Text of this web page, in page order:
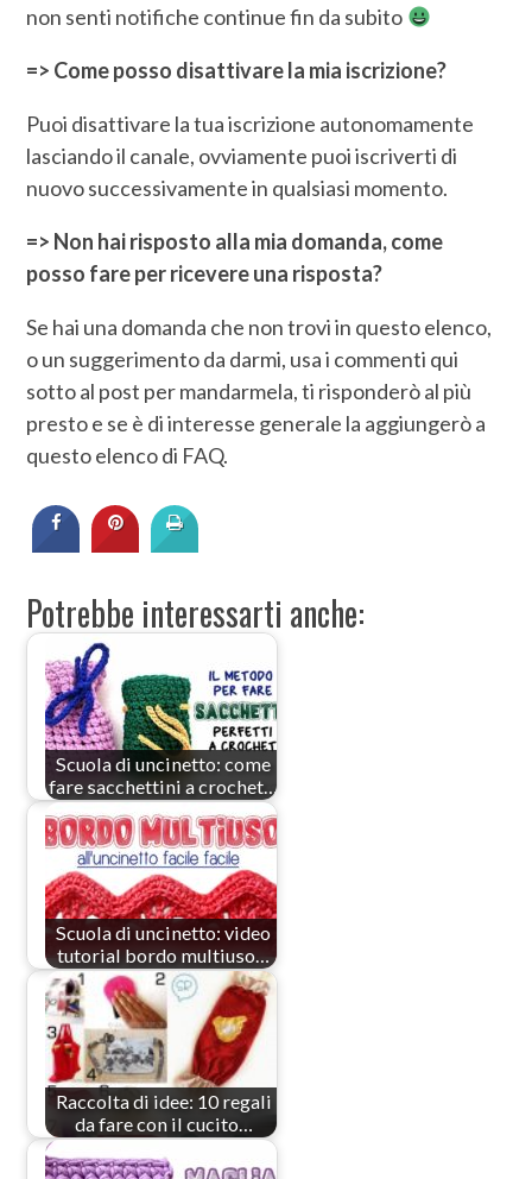
non senti notifiche continue fin da subito
=> Come posso disattivare la mia iscrizione?
Puoi disattivare la tua iscrizione autonomamente
lasciando il canale, ovviamente puoi iscriverti di
nuovo successivamente in qualsiasi momento.
=> Non hai risposto alla mia domanda, come
posso fare per ricevere una risposta?
Se hai una domanda che non trovi in questo elenco,
o un suggerimento da darmi, usa i commenti qui
sotto al post per mandarmela, ti risponderò al più
presto e se è di interesse generale la aggiungerò a
questo elenco di FAQ.
Potrebbe interessarti anche:
Scuola di uncinetto: come
fare sacchettini a crochet…
Scuola di uncinetto: video
tutorial bordo multiuso…
Raccolta di idee: 10 regali
da fare con il cucito…